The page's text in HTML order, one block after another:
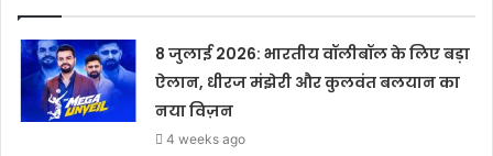
8 जुलाई 2026: भारतीय वॉलीबॉल के लिए बड़ा
ऐलान, धीरज मंझेरी और कुलवंत बलयान का
नया विज़न
4 weeks ago